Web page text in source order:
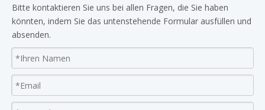
Bitte kontaktieren Sie uns bei allen Fragen, die Sie haben
könnten, indem Sie das untenstehende Formular ausfüllen und
absenden.